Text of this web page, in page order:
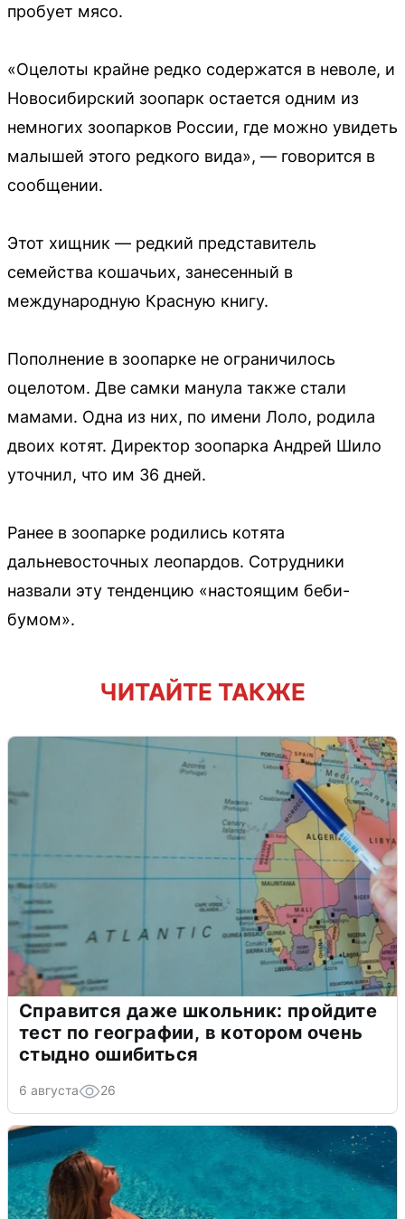
пробует мясо.
«Оцелоты крайне редко содержатся в неволе, и
Новосибирский зоопарк остается одним из
немногих зоопарков России, где можно увидеть
малышей этого редкого вида», — говорится в
сообщении.
Этот хищник — редкий представитель
семейства кошачьих, занесенный в
международную Красную книгу.
Пополнение в зоопарке не ограничилось
оцелотом. Две самки манула также стали
мамами. Одна из них, по имени Лоло, родила
двоих котят. Директор зоопарка Андрей Шило
уточнил, что им 36 дней.
Ранее в зоопарке родились котята
дальневосточных леопардов. Сотрудники
назвали эту тенденцию «настоящим беби-
бумом».
ЧИТАЙТЕ ТАКЖЕ
Справится даже школьник: пройдите
тест по географии, в котором очень
стыдно ошибиться
6 августа 26